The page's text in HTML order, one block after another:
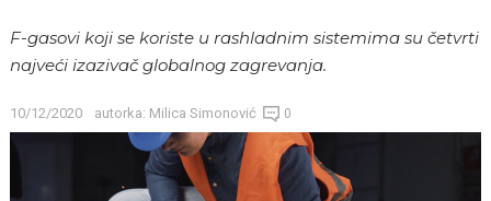
F-gasovi koji se koriste u rashladnim sistemima su četvrti
najveći izazivač globalnog zagrevanja.
10/12/2020 autorka: Milica Simonović 0